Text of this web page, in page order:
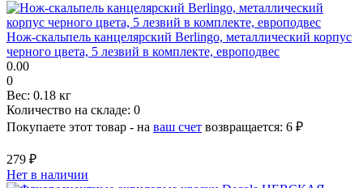
Нож-скальпель канцелярский Berlingo, металлический корпус
черного цвета, 5 лезвий в комплекте, европодвес
0.00
0
Вес: 0.18 кг
Количество на складе: 0
Покупаете этот товар - на ваш счет возвращается: 6 ₽
279 ₽
Нет в наличии